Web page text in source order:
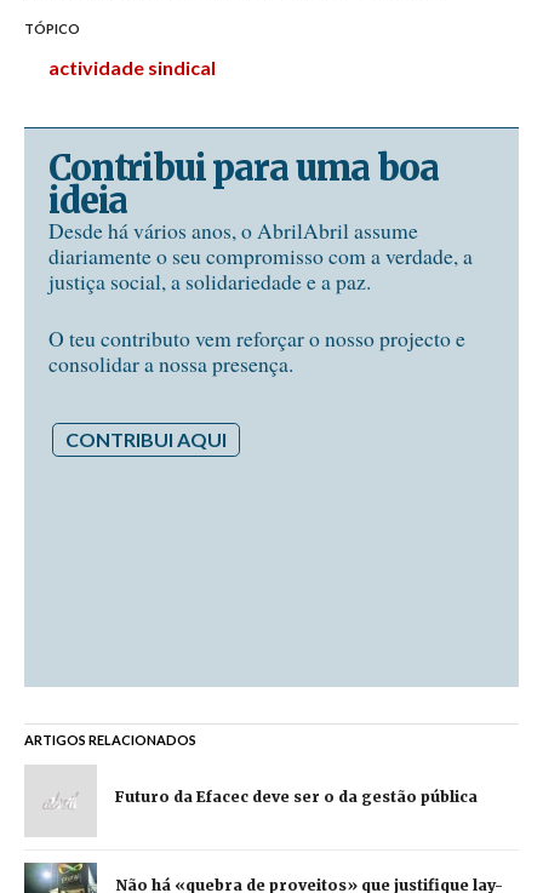
TÓPICO
actividade sindical
Contribui para uma boa
ideia
Desde há vários anos, o AbrilAbril assume
diariamente o seu compromisso com a verdade, a
justiça social, a solidariedade e a paz.
O teu contributo vem reforçar o nosso projecto e
consolidar a nossa presença.
CONTRIBUI AQUI
ARTIGOS RELACIONADOS
Futuro da Efacec deve ser o da gestão pública
Não há «quebra de proveitos» que justifique lay-